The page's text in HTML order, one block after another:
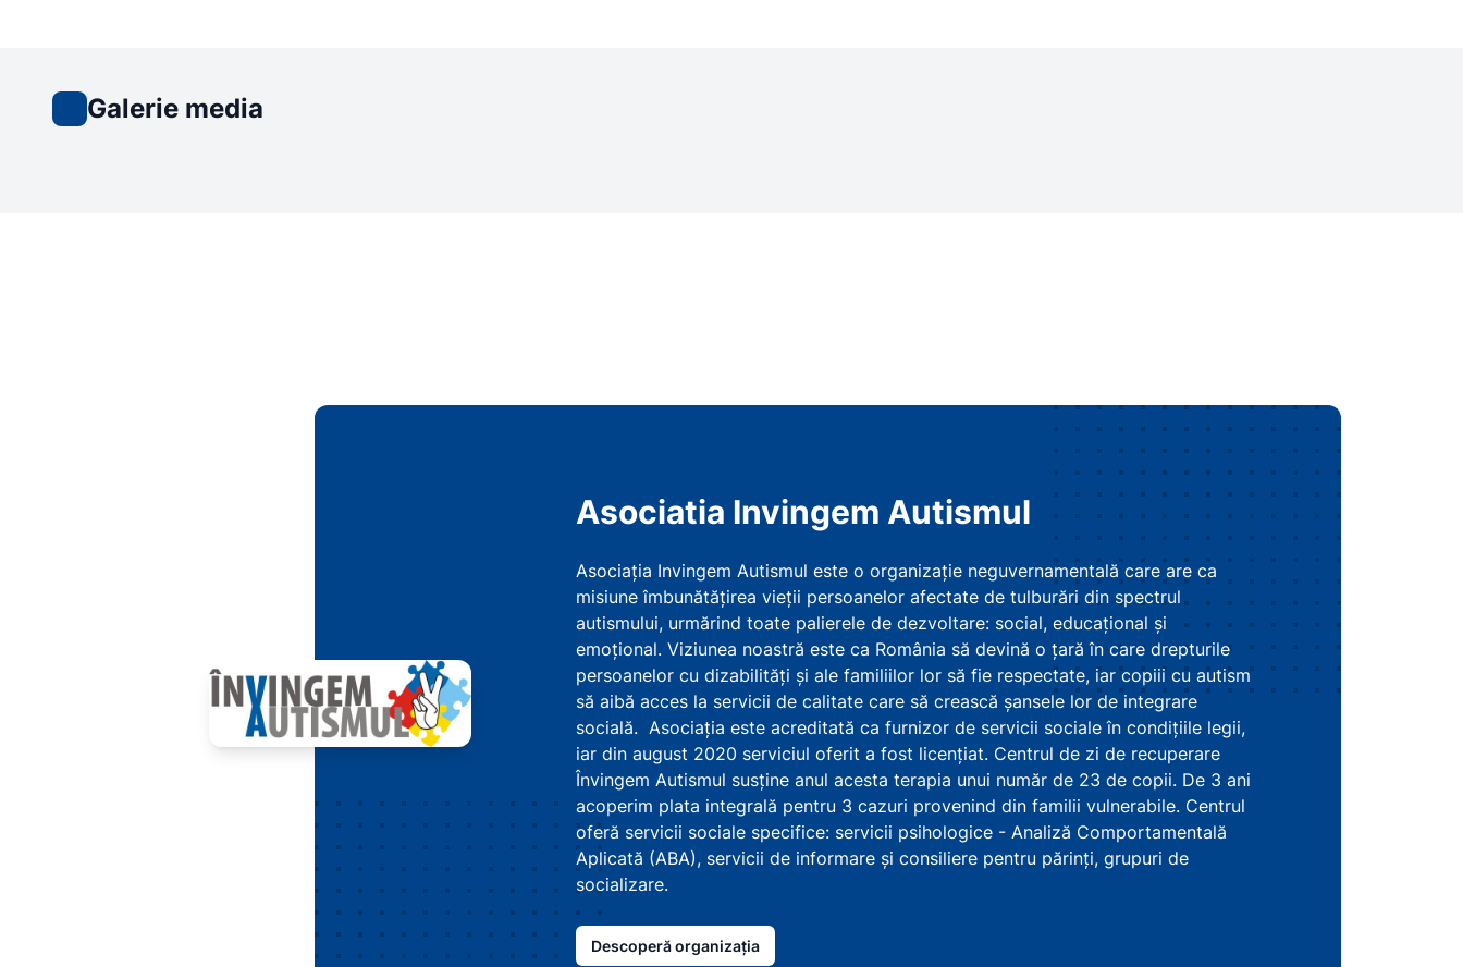
Galerie media
Asociatia Invingem Autismul
Asociația Invingem Autismul este o organizație neguvernamentală care are ca
misiune îmbunătățirea vieții persoanelor afectate de tulburări din spectrul
autismului, urmărind toate palierele de dezvoltare: social, educațional și
emoțional. Viziunea noastră este ca România să devină o țară în care drepturile
persoanelor cu dizabilități și ale familiilor lor să fie respectate, iar copiii cu autism
să aibă acces la servicii de calitate care să crească șansele lor de integrare
socială. Asociația este acreditată ca furnizor de servicii sociale în condițiile legii,
iar din august 2020 serviciul oferit a fost licențiat. Centrul de zi de recuperare
Învingem Autismul susține anul acesta terapia unui număr de 23 de copii. De 3 ani
acoperim plata integrală pentru 3 cazuri provenind din familii vulnerabile. Centrul
oferă servicii sociale specifice: servicii psihologice - Analiză Comportamentală
Aplicată (ABA), servicii de informare și consiliere pentru părinți, grupuri de
socializare.
Descoperă organizația